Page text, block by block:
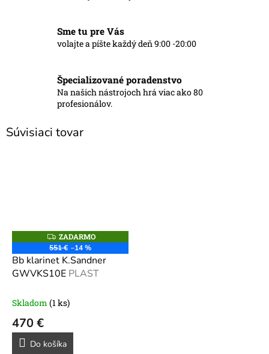
Sme tu pre Vás
volajte a píšte každý deň 9:00 -20:00
Špecializované poradenstvo
Na našich nástrojoch hrá viac ako 80
profesionálov.
Súvisiaci tovar
Z
A
D
A
R
M
ZADARMO
551 € –14 %
Bb klarinet K.Sandner
GWVKS10E PLAST
Skladom (1 ks)
470 €
Do košíka